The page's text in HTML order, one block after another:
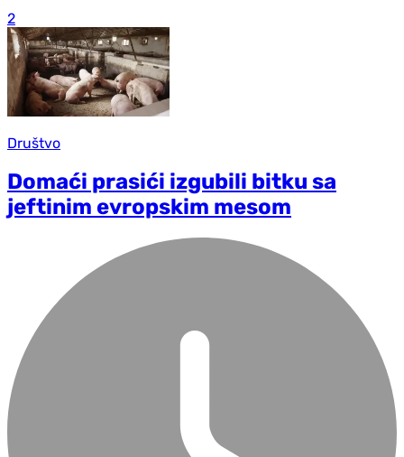
2
Društvo
Domaći prasići izgubili bitku sa
jeftinim evropskim mesom